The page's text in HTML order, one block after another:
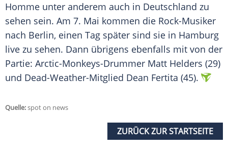
Homme unter anderem auch in Deutschland zu
sehen sein. Am 7. Mai kommen die Rock-Musiker
nach Berlin, einen Tag später sind sie in Hamburg
live zu sehen. Dann übrigens ebenfalls mit von der
Partie: Arctic-Monkeys-Drummer Matt Helders (29)
und Dead-Weather-Mitglied Dean Fertita (45).
Quelle:spot on news
ZURÜCK ZUR STARTSEITE